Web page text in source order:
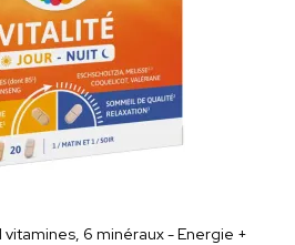
vitamines, 6 minéraux - Energie +